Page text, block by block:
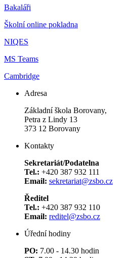
Bakaláři
Školní online pokladna
NIQES
MS Teams
Cambridge
Adresa
Základní škola Borovany,
Petra z Lindy 13
373 12 Borovany
Kontakty
Sekretariát/Podatelna
Tel.: +420 387 932 111
Email: sekretariat@zsbo.cz
Ředitel
Tel.: +420 387 932 110
Email: reditel@zsbo.cz
Úřední hodiny
PO: 7.00 - 14.30 hodin